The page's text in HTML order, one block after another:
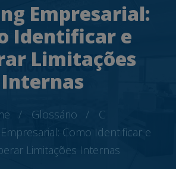
Empresarial:
Identificar e
Limitações
Internas
Glossário
C
Como Identificar e
Limitações Internas